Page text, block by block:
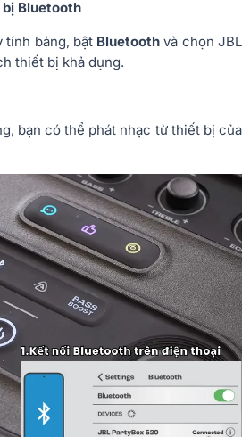
Bluetooth
tính bảng, bật Bluetoothvà chọn JBL
thiết bị khả dụng.
bạn có thể phát nhạc từ thiết bị của